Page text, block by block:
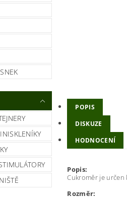
POPIS
DISKUZE
HODNOCENÍ
Popis:
Cukroměr je
Rozměr: